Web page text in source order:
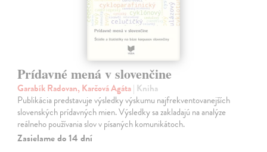
Prídavné mená v slovenčine
Garabík Radovan, Karčová Agáta| Kniha
Publikácia predstavuje výsledky výskumu najfrekventovanejších
slovenských prídavných mien. Výsledky sa zakladajú na analýze
reálneho používania slov v písaných komunikátoch.
Zasielame do 14 dní